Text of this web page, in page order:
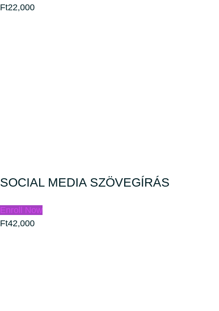
Ft22,000
SOCIAL MEDIA SZÖVEGÍRÁS
Enroll Now
Ft42,000